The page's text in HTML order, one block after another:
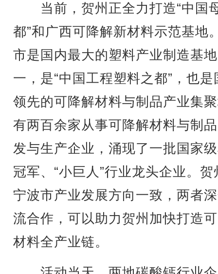
当前，贺州正全力打造“中国
都”和广西可降解新材料示范基地
市是国内最大的塑料产业制造基
一，是“中国工程塑料之都”，也是
领先的可降解材料与制品产业集
有两百余家从事可降解材料与制
发与生产企业，涌现了一批国家
冠军、“小巨人”行业龙头企业。贺
宁波市产业发展方向一致，两者
流合作，可以助力贺州加快打造
材料全产业链。